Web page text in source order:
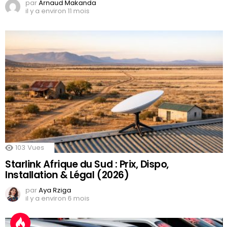
parArnaud Makanda
il y a environ 11 mois
103 Vues
Starlink Afrique du Sud : Prix, Dispo,
Installation & Légal (2026)
parAya Rziga
il y a environ 6 mois